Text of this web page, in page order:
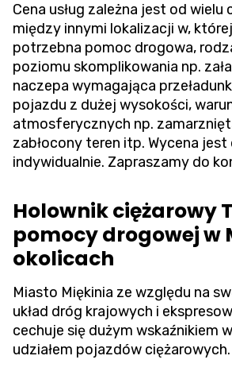
Cena usług zależna jest od wielu
między innymi lokalizacji w,
potrzebna pomoc drogowa,
poziomu skomplikowania np.
naczepa wymagająca
pojazdu z dużej wysokości,
atmosferycznych np.
zabłocony teren itp. Wycena
indywidualnie. Zapraszamy do
Holownik ciężarowy
pomocy drogowej w
okolicach
Miasto Miękinia ze względu na
układ dróg krajowych i
cechuje się dużym wskaźnikiem
udziałem pojazdów ciężarowych.